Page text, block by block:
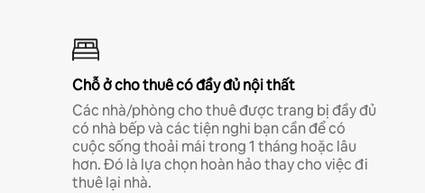
Chỗ ở cho thuê có đầy đủ nội thất
Các nhà/phòng cho thuê được trang bị đầy đủ
có nhà bếp và các tiện nghi bạn cần để có
cuộc sống thoải mái trong 1 tháng hoặc lâu
hơn. Đó là lựa chọn hoàn hảo thay cho việc đi
thuê lại nhà.